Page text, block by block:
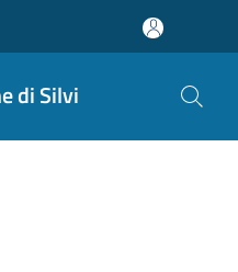
di Silvi